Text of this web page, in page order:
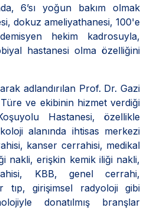
6’sı yoğun bakım olmak
dokuz ameliyathanesi, 100'e
hekim kadrosuyla,
hastanesi olma özelliğini
adlandırılan Prof. Dr. Gazi
ve ekibinin hizmet verdiği
Hastanesi, özellikle
alanında ihtisas merkezi
kanser cerrahisi, medikal
nakli, erişkin kemik iliği nakli,
KBB, genel cerrahi,
tıp, girişimsel radyoloji gibi
donatılmış branşlar